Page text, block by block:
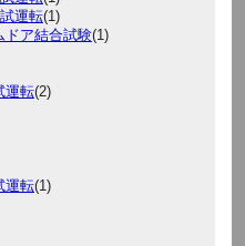
運転(1)
ドア結合試験(1)
運転(2)
運転(1)